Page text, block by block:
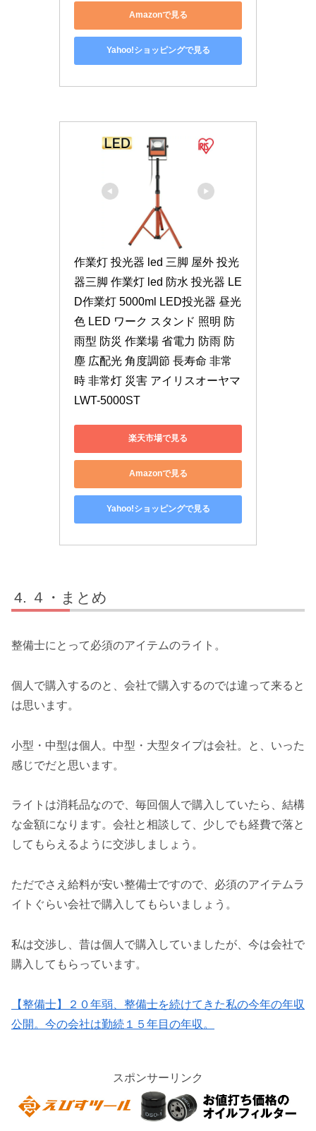
Amazonで見る
Yahoo!ショッピングで見る
作業灯 投光器 led 三脚 屋外 投光
器三脚 作業灯 led 防水 投光器 LE
D作業灯 5000ml LED投光器 昼光
色 LED ワーク スタンド 照明 防
雨型 防災 作業場 省電力 防雨 防
塵 広配光 角度調節 長寿命 非常
時 非常灯 災害 アイリスオーヤマ
LWT-5000ST
楽天市場で見る
Amazonで見る
Yahoo!ショッピングで見る
４・まとめ
整備士にとって必須のアイテムのライト。
個人で購入するのと、会社で購入するのでは違って来ると
は思います。
小型・中型は個人。中型・大型タイプは会社。と、いった
感じでだと思います。
ライトは消耗品なので、毎回個人で購入していたら、結構
な金額になります。会社と相談して、少しでも経費で落と
してもらえるように交渉しましょう。
ただでさえ給料が安い整備士ですので、必須のアイテムラ
イトぐらい会社で購入してもらいましょう。
私は交渉し、昔は個人で購入していましたが、今は会社で
購入してもらっています。
【整備士】２０年弱、整備士を続けてきた私の今年の年収
公開。今の会社は勤続１５年目の年収。
スポンサーリンク